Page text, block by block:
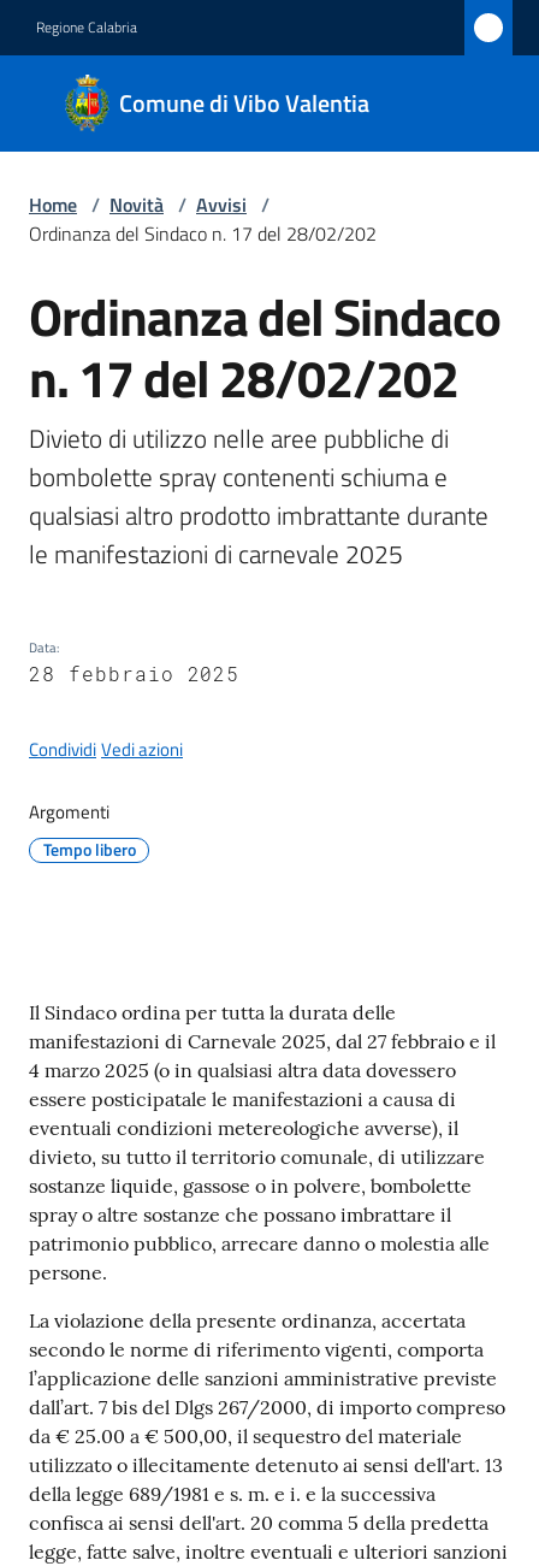
Regione Calabria
Comune di Vibo Valentia
Comune
di Vibo
Valentia
Novità
Servizi
Vivere
Vibo
Valentia
A
o
r
e
t
Tutti
gli
argomenti...
Seguici
su
Home / Novità / Avvisi /
Ordinanza del Sindaco n. 17 del 28/02/202
Salta al contenuto
Ordinanza del Sindaco
n. 17 del 28/02/202
Divieto di utilizzo nelle aree pubbliche di
bombolette spray contenenti schiuma e
qualsiasi altro prodotto imbrattante durante
le manifestazioni di carnevale 2025
Data:
28 febbraio 2025
CondividiVedi azioni
Argomenti
Tempo libero
Contenuto
Il Sindaco ordina per tutta la durata delle
manifestazioni di Carnevale 2025, dal 27 febbraio e il
4 marzo 2025 (o in qualsiasi altra data dovessero
essere posticipatale le manifestazioni a causa di
eventuali condizioni metereologiche avverse), il
divieto, su tutto il territorio comunale, di utilizzare
sostanze liquide, gassose o in polvere, bombolette
spray o altre sostanze che possano imbrattare il
patrimonio pubblico, arrecare danno o molestia alle
persone.
La violazione della presente ordinanza, accertata
secondo le norme di riferimento vigenti, comporta
l’applicazione delle sanzioni amministrative previste
dall’art. 7 bis del Dlgs 267/2000, di importo compreso
da € 25.00 a € 500,00, il sequestro del materiale
utilizzato o illecitamente detenuto ai sensi dell'art. 13
della legge 689/1981 e s. m. e i. e la successiva
confisca ai sensi dell'art. 20 comma 5 della predetta
legge, fatte salve, inoltre eventuali e ulteriori sanzioni